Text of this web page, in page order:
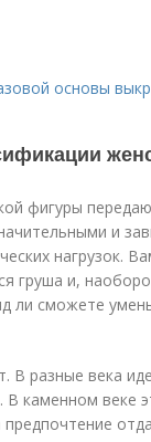
основы
фигуры
и
нагрузок.
груша и,
ли сможете
В разные века
В каменном веке